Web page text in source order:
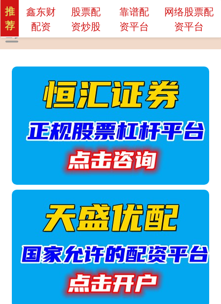
推
荐
鑫东财
配资
股票配
资炒股
靠谱配
资平台
网络股票配
资平台